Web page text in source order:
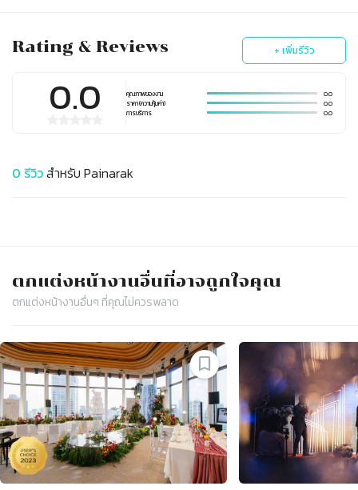
Rating & Reviews + เพิ่มรีวิว
0.0 คุณภาพของงาน
0.0
ราคา (ความคุ้มค่า)
0.0
การบริการ
0.0
0 รีวิวสำหรับ Painarak
ตกแต่งหน้างานอื่นที่อาจถูกใจคุณ
ตกแต่งหน้างานอื่นๆ ที่คุณไม่ควรพลาด
Slide 1 of 4